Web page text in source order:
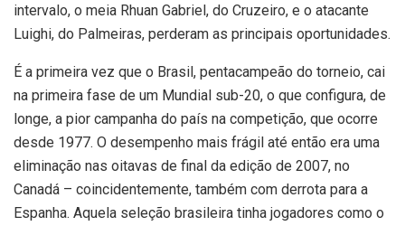
intervalo, o meia Rhuan Gabriel, do Cruzeiro, e o atacante
Luighi, do Palmeiras, perderam as principais oportunidades.
É a primeira vez que o Brasil, pentacampeão do torneio, cai
na primeira fase de um Mundial sub-20, o que configura, de
longe, a pior campanha do país na competição, que ocorre
desde 1977. O desempenho mais frágil até então era uma
eliminação nas oitavas de final da edição de 2007, no
Canadá – coincidentemente, também com derrota para a
Espanha. Aquela seleção brasileira tinha jogadores como o